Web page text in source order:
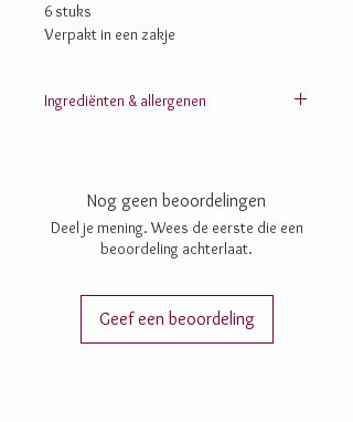
6 stuks
Verpakt in een zakje
Ingrediënten & allergenen
citroensap; glucose; chufapoeder; rijstpoeder
(rijststroop, rijstmeel); inuline; sorghummeel;
AMANDELpasta; AMANDELmelk maïszetmeel;
aardappelzetmeel; lecithine: zonnebloem-, SOJA-;
specerijen (kaneel, koriander, nootmuskaat,
kruidnagel, gember, kardemom);
sinaasappelschillen; wortelextract; natuurlijke
Nog geen beoordelingen
Deel je mening. Wees de eerste die een
beoordeling achterlaat.
Geef een beoordeling